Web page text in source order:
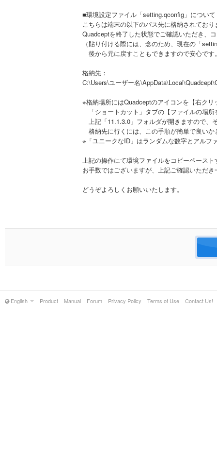
■環境設定ファイル「setting.qconfig」について
こちらは端末の以下のパス先に格納されており
Quadceptを終了した状態でご確認いただき、
（貼り付ける際には、念のため、現在の「
後から元に戻すこともできますので安心です
格納先：
C:\Users\ユーザー名
※格納場所にはQuadceptのアイコンを【右ク
「ショートカット」タブの【ファイルの場所
上記「11.1.3.0」フォルダが開きますので、
格納先に行くには、この手順が簡単で良いか
※「ユニークなID」はランダムな数字とアルフ
上記の操作にて環境ファイルをコピーペース
お手数ではございますが、上記ご確認いただ
どうぞよろしくお願いいたします。
English Product Manual Forum Privacy Policy Terms of Use Contact Us!